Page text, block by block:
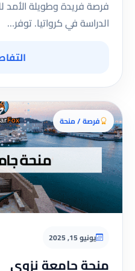
فرصة فريدة وطويلة الأمد
الدراسة في كرواتيا. توفر…
فرصة / منحة
يونيو 15, 2025
منحة جامعة نزوى